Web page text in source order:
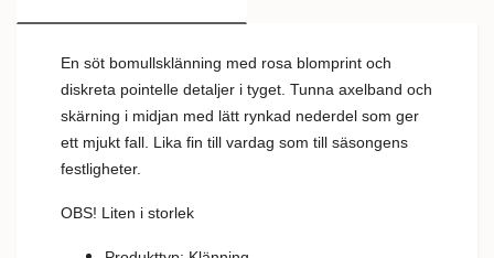
En söt bomullsklänning med rosa blomprint och
diskreta pointelle detaljer i tyget. Tunna axelband och
skärning i midjan med lätt rynkad nederdel som ger
ett mjukt fall. Lika fin till vardag som till säsongens
festligheter.
OBS! Liten i storlek